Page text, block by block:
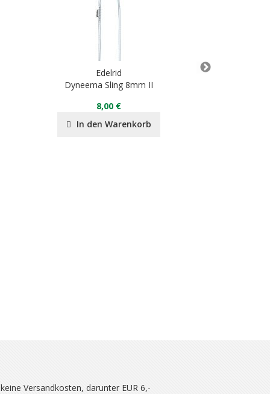
Edelrid
Dyneema Sling 8mm II
8,00 €
In den Warenkorb
Versandkosten, darunter EUR 6,-